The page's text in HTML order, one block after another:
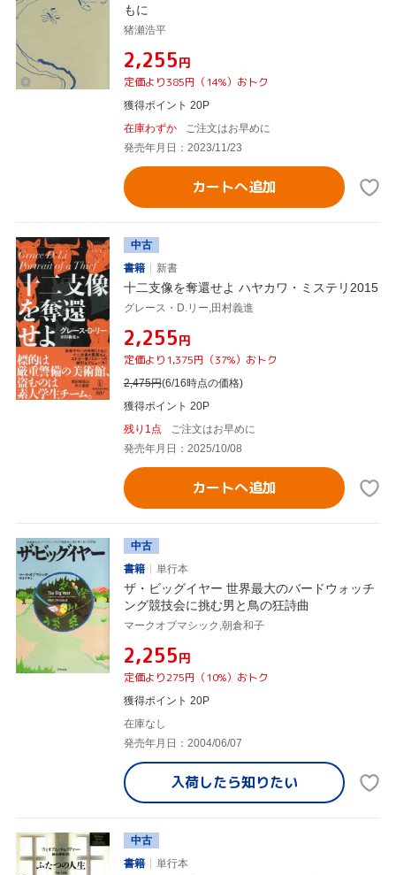
もに
猪瀬浩平
¥2,255円
定価より385円（14%）おトク
獲得ポイント 20P
在庫わずか
ご注文はお早めに
発売年月日：2023/11/23
カートへ追加
中古
書籍
新書
十二支像を奪還せよ ハヤカワ・ミステリ2015
グレース・D.リー,田村義進
¥2,255円
定価より1,375円（37%）おトク
2,475円(6/16時点の価格)
獲得ポイント 20P
残り1点
ご注文はお早めに
発売年月日：2025/10/08
カートへ追加
中古
書籍
単行本
ザ・ビッグイヤー 世界最大のバードウォッチ
ング競技会に挑む男と鳥の狂詩曲
マークオブマシック,朝倉和子
¥2,255円
定価より275円（10%）おトク
獲得ポイント 20P
在庫なし
発売年月日：2004/06/07
入荷したら知りたい
中古
書籍
単行本